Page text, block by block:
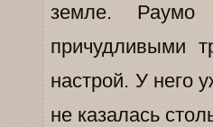
земле. Раумо
причудливыми
настрой. У него
не казалась